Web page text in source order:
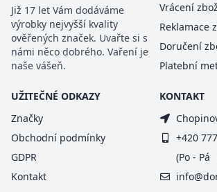
Již 17 let Vám dodáváme
výrobky nejvyšší kvality
ověřených značek. Uvařte si s
námi něco dobrého. Vaření je
naše vášeň.
Vrácení
Reklamace
Doručení
Platební
UŽITEČNÉ ODKAZY
Značky
Obchodní podmínky
GDPR
Kontakt
KONTAKT
+420
(Po -